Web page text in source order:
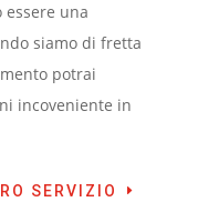
una
siamo di fretta
potrai
incoveniente in
SERVIZIO